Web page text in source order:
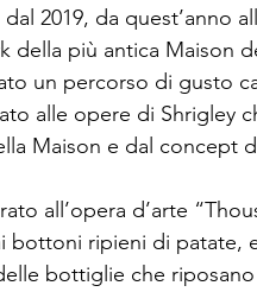
2019, da quest’anno
della più antica Maison
un percorso di gusto
alle opere di Shrigley
Maison e dal concept
all’opera d’arte
bottoni ripieni di patate,
bottiglie che